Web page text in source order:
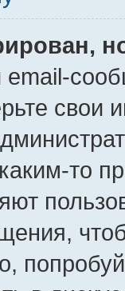
email-
свои
то